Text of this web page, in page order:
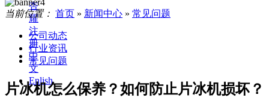
杏
耀
注
册
中
文
Enlish
当前位置： 首页 » 新闻中心 » 常见问题
公司动态
行业资讯
常见问题
片冰机怎么保养？如何防止片冰机损坏？